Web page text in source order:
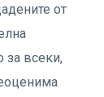
от
за всеки,